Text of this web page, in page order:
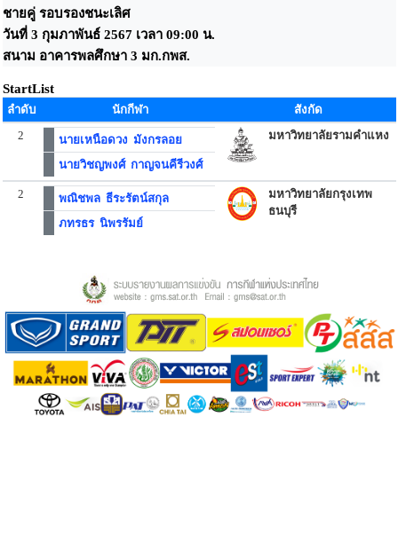
ชายคู่ รอบรองชนะเลิศ
วันที่ 3 กุมภาพันธ์ 2567 เวลา 09:00 น.
สนาม อาคารพลศึกษา 3 มก.กพส.
StartList
ลำดับ นักกีฬา
สังกัด
2
นายเหนือดวง มังกรลอย
นายวิชญพงศ์ กาญจนคีรีวงศ์
มหาวิทยาลัยรามคำแหง
2
พณิชพล ธีระรัตน์สกุล
ภทรธร นิพรรัมย์
มหาวิทยาลัยกรุงเทพ
ธนบุรี